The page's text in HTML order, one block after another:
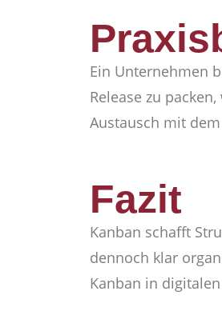
Ein Unternehmen
Release zu
Austausch mit
Fazit
Kanban schafft
dennoch klar
Kanban in